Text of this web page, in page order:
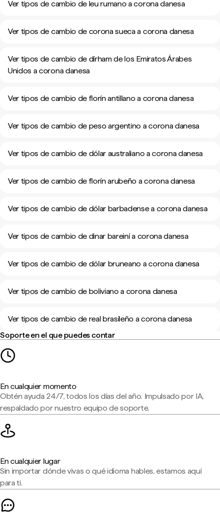
Ver tipos de cambio de leu rumano a corona danesa
Ver tipos de cambio de corona sueca a corona danesa
Ver tipos de cambio de dírham de los Emiratos Árabes
Unidos a corona danesa
Ver tipos de cambio de florín antillano a corona danesa
Ver tipos de cambio de peso argentino a corona danesa
Ver tipos de cambio de dólar australiano a corona danesa
Ver tipos de cambio de florín arubeño a corona danesa
Ver tipos de cambio de dólar barbadense a corona danesa
Ver tipos de cambio de dinar bareiní a corona danesa
Ver tipos de cambio de dólar bruneano a corona danesa
Ver tipos de cambio de boliviano a corona danesa
Ver tipos de cambio de real brasileño a corona danesa
Soporte en el que puedes contar
En cualquier momento
Obtén ayuda 24/7, todos los días del año. Impulsado por IA,
respaldado por nuestro equipo de soporte.
En cualquier lugar
Sin importar dónde vivas o qué idioma hables, estamos aquí
para ti.